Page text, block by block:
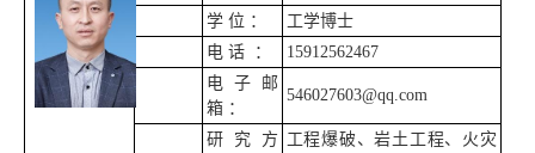
学 位 ：
工学博士
电 话：
15912562467
电子邮
箱 ：
546027603@qq .com
研究方 工程爆破、岩土工程、火灾